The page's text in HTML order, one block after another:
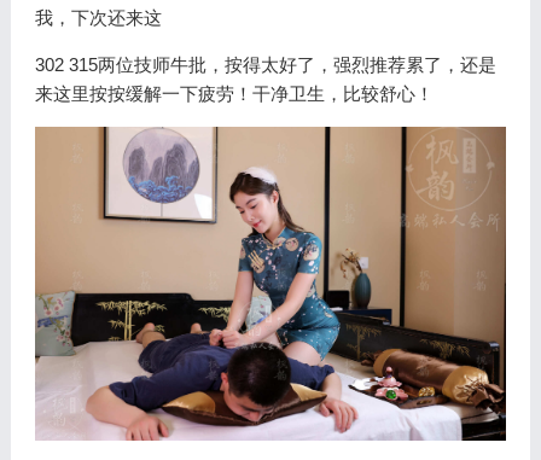
我，下次还来这
302 315两位技师牛批，按得太好了，强烈推荐累了，还是
来这里按按缓解一下疲劳！干净卫生，比较舒心！